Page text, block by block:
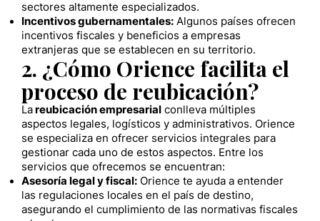
sectores altamente especializados.
Incentivos gubernamentales: Algunos países ofrecen
incentivos fiscales y beneficios a empresas
extranjeras que se establecen en su territorio.
2. ¿Cómo Orience facilita el
proceso de reubicación?
Lareubicación empresarial conlleva múltiples
aspectos legales, logísticos y administrativos. Orience
se especializa en ofrecer servicios integrales para
gestionar cada uno de estos aspectos. Entre los
servicios que ofrecemos se encuentran:
Asesoría legal y fiscal: Orience te ayuda a entender
las regulaciones locales en el país de destino,
asegurando el cumplimiento de las normativas fiscales